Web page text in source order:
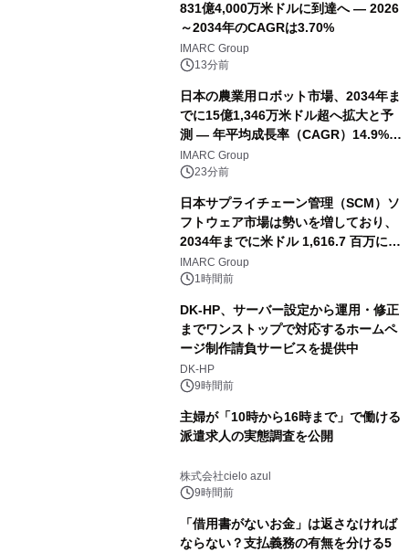
831億4,000万米ドルに到達へ ― 2026
～2034年のCAGRは3.70%
IMARC Group
13分前
日本の農業用ロボット市場、2034年ま
でに15億1,346万米ドル超へ拡大と予
測 ― 年平均成長率（CAGR）14.9%を
記録
IMARC Group
23分前
日本サプライチェーン管理（SCM）ソ
フトウェア市場は勢いを増しており、
2034年までに米ドル 1,616.7 百万に達
し、CAGR 3.42%で成長すると予測
IMARC Group
1時間前
DK-HP、サーバー設定から運用・修正
までワンストップで対応するホームペ
ージ制作請負サービスを提供中
DK-HP
9時間前
主婦が「10時から16時まで」で働ける
派遣求人の実態調査を公開
株式会社cielo azul
9時間前
「借用書がないお金」は返さなければ
ならない？支払義務の有無を分ける5